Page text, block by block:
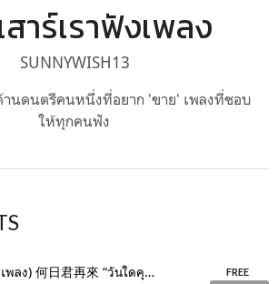
าร์เราฟังเพลง
SUNNYWISH13
านดนตรีคนหนึ่งที่อยาก 'ขาย' เพลงที่ชอบ
ให้ทุกคนฟัง
(#วันเสาร์เราฟังเพลง) 何日君再來 “วันใดคุณจะกลับมา?”
FREE